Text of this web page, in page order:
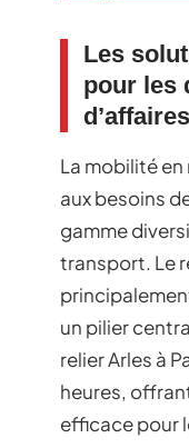
Les
pour les
La mobilité
aux besoins
gamme
transport. Le
un pilier
relier Arles à
heures,
efficace pour